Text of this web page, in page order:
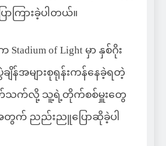
ာကြားခဲ့ပါတယ်။
of Light မှာ နှစ်ဂိုး
ျိန်အများစုရုန်းကန်နေခဲ့ရတဲ့
တ်သက်လို့ သူ့ရဲ့တိုက်စစ်မှူးတွေ
တွက် ညည်းညူပြောဆိုခဲ့ပါ